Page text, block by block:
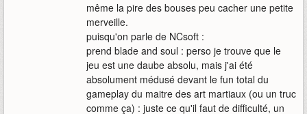
même la pire des bouses peu cacher une petite
merveille.
puisqu'on parle de NCsoft :
prend blade and soul : perso je trouve que le
jeu est une daube absolu, mais j'ai été
absolument médusé devant le fun total du
gameplay du maitre des art martiaux (ou un truc
comme ça) : juste ce qu'il faut de difficulté, un